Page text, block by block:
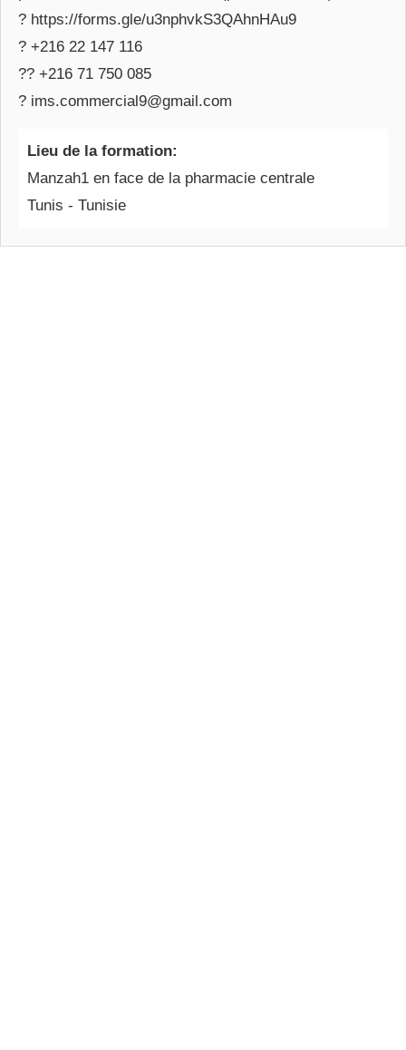
? https://forms.gle/u3nphvkS3QAhnHAu9
? +216 22 147 116
?? +216 71 750 085
? ims.commercial9@gmail.com
Lieu de la formation:
Manzah1 en face de la pharmacie centrale
Tunis - Tunisie